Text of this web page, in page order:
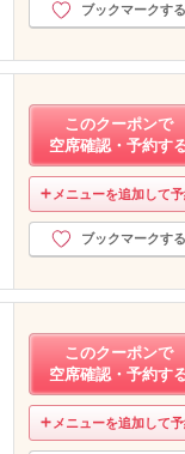
ブックマークする
このクーポンで
空席確認・予約す
メニューを追加して
ブックマークする
このクーポンで
空席確認・予約す
メニューを追加して